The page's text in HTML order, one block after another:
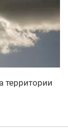
территории